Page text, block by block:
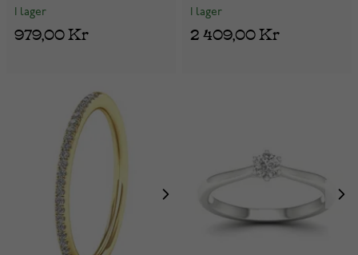
I lager
979,00 Kr
I lager
2 409,00 Kr